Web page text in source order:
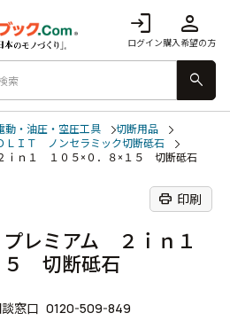
login
ログイン
person
購入希望の方
search
動・油圧・空圧工具
切断用品
ＬＩＴ ノンセラミック切断砥石
ｉｎ１ １０５×０．８×１５ 切断砥石
print 印刷
レミアム ２ｉｎ１
５ 切断砥石
窓口 0120-509-849